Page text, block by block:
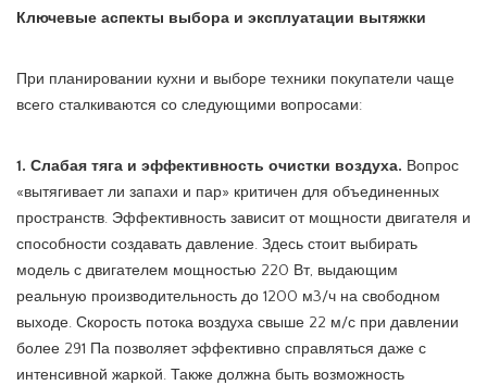
Ключевые аспекты выбора и эксплуатации вытяжки
При планировании кухни и выборе техники покупатели чаще
всего сталкиваются со следующими вопросами:
1. Слабая тяга и эффективность очистки воздуха. Вопрос
«вытягивает ли запахи и пар» критичен для объединенных
пространств. Эффективность зависит от мощности двигателя и
способности создавать давление. Здесь стоит выбирать
модель с двигателем мощностью 220 Вт, выдающим
реальную производительность до 1200 м3/ч на свободном
выходе. Скорость потока воздуха свыше 22 м/с при давлении
более 291 Па позволяет эффективно справляться даже с
интенсивной жаркой. Также должна быть возможность